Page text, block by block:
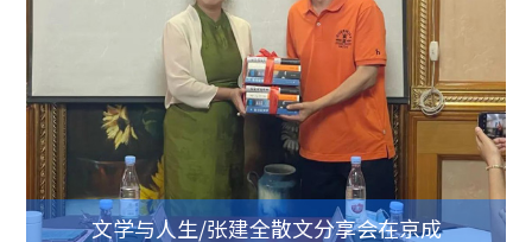
文学与人生/张建全散文分享会在京成